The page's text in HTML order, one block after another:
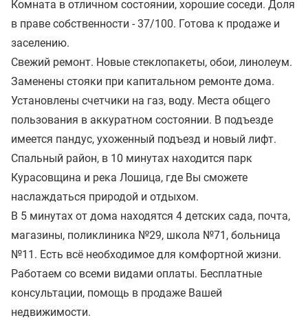
Комната в отличном состоянии, хорошие соседи. Доля
в праве собственности - 37/100. Готова к продаже и
заселению.
Свежий ремонт. Новые стеклопакеты, обои, линолеум.
Заменены стояки при капитальном ремонте дома.
Установлены счетчики на газ, воду. Места общего
пользования в аккуратном состоянии. В подъезде
имеется пандус, ухоженный подъезд и новый лифт.
Спальный район, в 10 минутах находится парк
Курасовщина и река Лошица, где Вы сможете
наслаждаться природой и отдыхом.
В 5 минутах от дома находятся 4 детских сада, почта,
магазины, поликлиника №29, школа №71, больница
№11. Есть всё необходимое для комфортной жизни.
Работаем со всеми видами оплаты. Бесплатные
консультации, помощь в продаже Вашей
недвижимости.